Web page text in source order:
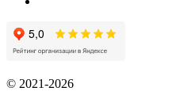
© 2021-2026